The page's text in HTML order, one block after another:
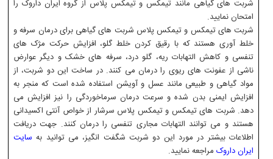
شربت های گیاهی مانند تیمکس و تیمکس پلاس از گروه ایران داروک را
امتحان نمایید.
شربت های تیمکس و تیمکس پلاس شربت های گیاهی برای درمان سرفه و
خلط آوری هستند که با رقیق کردن خلط گلو، افزایش حرکت مژک های
تنفسی و کاهش التهابات ریه، گلو درد، سرفه های خشک و دیگر عوارض
ناشی از عفونت های ریوی را درمان می کنند. در ساخت این دو شربت، از
مواد گیاهی و طبیعی مانند عسل و آویشن استفاده شده است که منجر به
افزایش ایمنی بدن شده و سرعت درمان سرماخوردگی را نیز افزایش می
دهد. شربت های تیمکس و تیمکس پلاس سرشار از خواص آنتی اکسیدانی
هستند و می توانند التهابات مجاری تنفسی را درمان کنند. جهت دریافت
اطلاعات بیشتر در مورد این دو شربت شگفت انگیز، می توانید به سایت
ایران داروک مراجعه نمایید.